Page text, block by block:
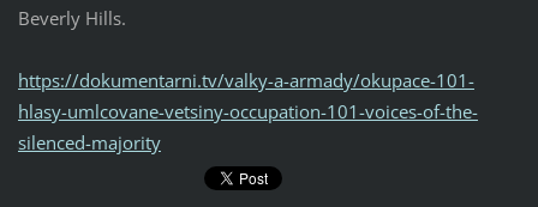
Beverly Hills.
https://dokumentarni.tv/valky-a-armady/okupace-101-
hlasy-umlcovane-vetsiny-occupation-101-voices-of-the-
silenced-majority